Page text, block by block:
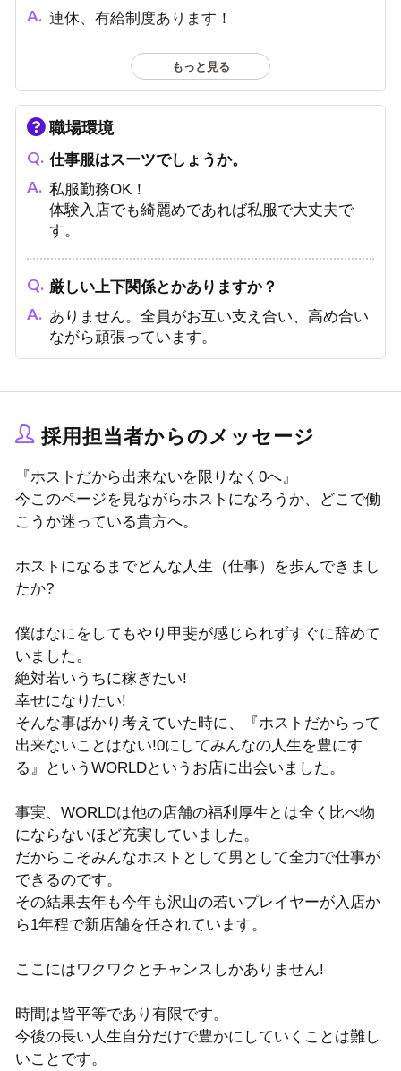
連休、有給制度あります！
社員寮は即日入居可能でしょうか？
即日入居可能です◎
保証制度はありますか？
日給保証、月給保証をご用意しています。
もっと見る
職場環境
仕事服はスーツでしょうか。
私服勤務OK！
体験入店でも綺麗めであれば私服で大丈夫で
す。
厳しい上下関係とかありますか？
ありません。全員がお互い支え合い、高め合い
ながら頑張っています。
採用担当者からのメッセージ
『ホストだから出来ないを限りなく0へ』
今このページを見ながらホストになろうか、どこで働
こうか迷っている貴方へ。
ホストになるまでどんな人生（仕事）を歩んできまし
たか?
僕はなにをしてもやり甲斐が感じられずすぐに辞めて
いました。
絶対若いうちに稼ぎたい!
幸せになりたい!
そんな事ばかり考えていた時に、『ホストだからって
出来ないことはない!0にしてみんなの人生を豊にす
る』というWORLDというお店に出会いました。
事実、WORLDは他の店舗の福利厚生とは全く比べ物
にならないほど充実していました。
だからこそみんなホストとして男として全力で仕事が
できるのです。
その結果去年も今年も沢山の若いプレイヤーが入店か
ら1年程で新店舗を任されています。
ここにはワクワクとチャンスしかありません!
時間は皆平等であり有限です。
今後の長い人生自分だけで豊かにしていくことは難し
いことです。